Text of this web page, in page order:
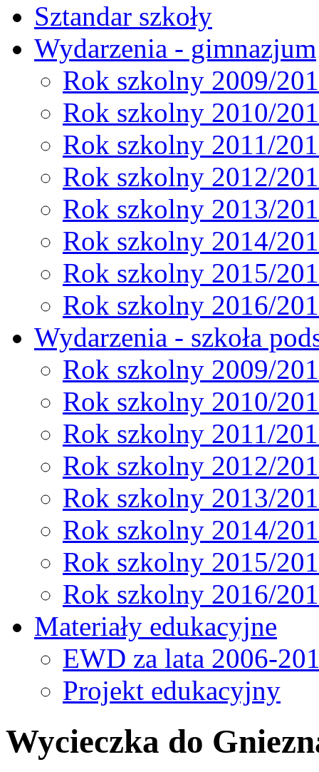
Sztandar szkoły
Wydarzenia - gimnazjum
Rok szkolny 2009/
Rok szkolny 2010/
Rok szkolny 2011/
Rok szkolny 2012/
Rok szkolny 2013/
Rok szkolny 2014/
Rok szkolny 2015/
Rok szkolny 2016/
Wydarzenia - szkoła
Rok szkolny 2009/
Rok szkolny 2010/
Rok szkolny 2011/
Rok szkolny 2012/
Rok szkolny 2013/
Rok szkolny 2014/
Rok szkolny 2015/
Rok szkolny 2016/
Materiały edukacyjne
EWD za lata 2006-
Projekt edukacyjny
Wycieczka do